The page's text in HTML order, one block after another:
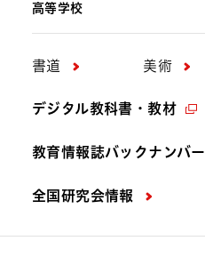
高等学校
書道 美術
デジタル教科書・教材
教育情報誌バックナンバー
全国研究会情報